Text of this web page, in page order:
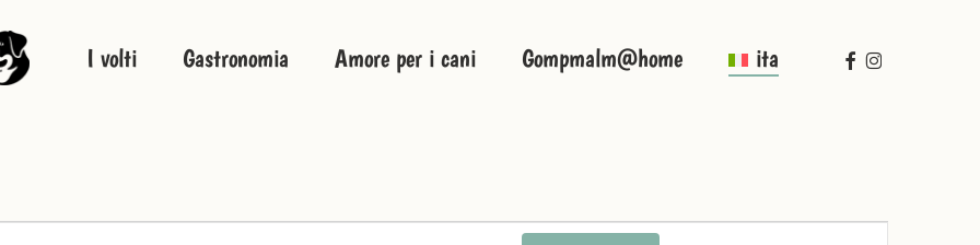
I volti Gastronomia Amore per i cani Gompmalm@home ita facebook
instagram